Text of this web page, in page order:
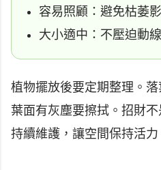
容易照顧：避免枯萎
大小適中：不壓迫動
植物擺放後要定期整理。
葉面有灰塵要擦拭。招財
持續維護，讓空間保持活力